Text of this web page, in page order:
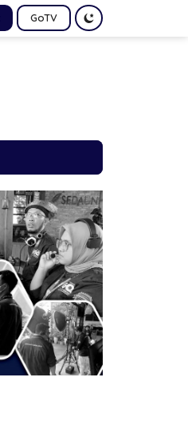
GoTV